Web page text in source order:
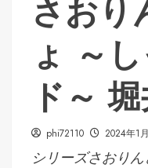
さおり
ょ ～
ド～
phi72110 2024年1
シリーズさおり